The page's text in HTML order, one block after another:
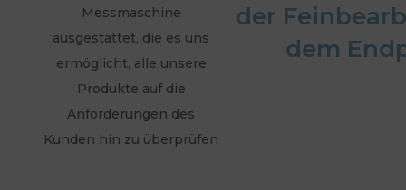
Messmaschine
ausgestattet, die es uns
ermöglicht, alle unsere
Produkte auf die
Anforderungen des
Kunden hin zu überprüfen
der
dem